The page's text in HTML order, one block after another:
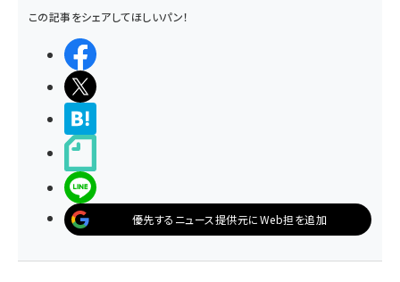
この記事をシェアしてほしいパン！
優先するニュース提供元にWeb担を追加